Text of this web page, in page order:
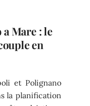
Mare : le
en
et Polignano
la planification